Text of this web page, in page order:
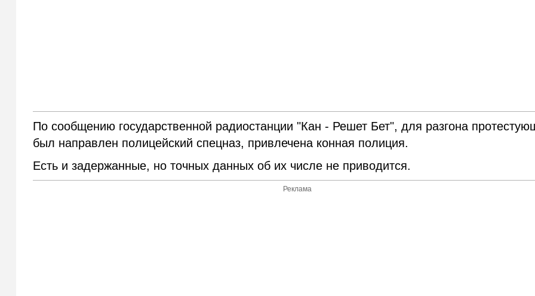
По сообщению государственной радиостанции "Кан - Решет Бет", для разгона
был направлен полицейский спецназ, привлечена конная полиция.
Есть и задержанные, но точных данных об их числе не приводится.
Реклама